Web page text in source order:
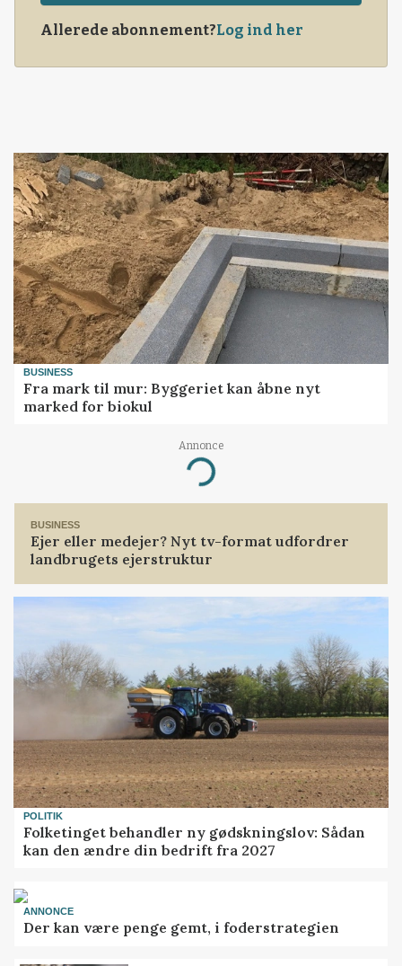
Allerede abonnement?Log ind her
BUSINESS
Fra mark til mur: Byggeriet kan åbne nyt
marked for biokul
Annonce
Loading...
BUSINESS
Ejer eller medejer? Nyt tv-format udfordrer
landbrugets ejerstruktur
POLITIK
Folketinget behandler ny gødskningslov: Sådan
kan den ændre din bedrift fra 2027
ANNONCE
Der kan være penge gemt, i foderstrategien